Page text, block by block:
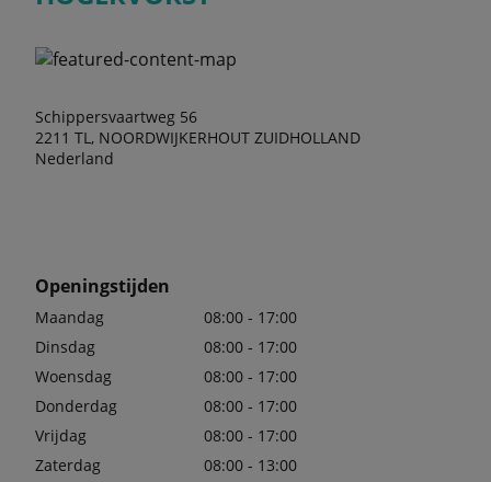
Schippersvaartweg 56
2211 TL, NOORDWIJKERHOUT ZUIDHOLLAND
Nederland
Openingstijden
Maandag
08:00 - 17:00
Dinsdag
08:00 - 17:00
Woensdag
08:00 - 17:00
Donderdag
08:00 - 17:00
Vrijdag
08:00 - 17:00
Zaterdag
08:00 - 13:00